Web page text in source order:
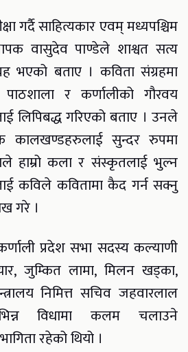
गर्दै साहित्यकार एवम् मध्यपश्चिम
वासुदेव पाण्डेले शाश्वत सत्य
भएको बताए । कविता संग्रहमा
र कर्णालीको गौरवय
लिपिबद्ध गरिएको बताए । उनले
कालखण्डहरुलाई सुन्दर रुपमा
हाम्रो कला र संस्कृतलाई भुल्न
कविले कवितामा कैद गर्न सक्नु
गरे ।
प्रदेश सभा सदस्य कल्याणी
जुम्कित लामा, मिलन खड्का,
निमित्त सचिव जहवारलाल
विधामा कलम चलाउने
रहेको थियो ।